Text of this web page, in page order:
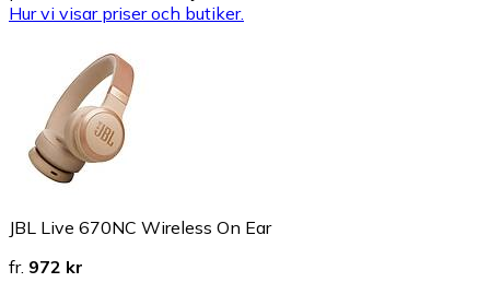
Hur vi visar priser och butiker.
JBL Live 670NC Wireless On Ear
fr. 972 kr